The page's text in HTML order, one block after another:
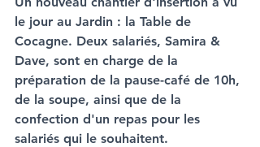
le jour au Jardin : la Table de
Cocagne. Deux salariés, Samira &
Dave, sont en charge de la
préparation de la pause-café de 10h,
de la soupe, ainsi que de la
confection d'un repas pour les
salariés qui le souhaitent.